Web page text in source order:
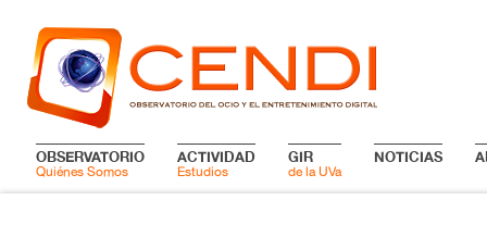
OBSERVATORIO
Quiénes Somos
ACTIVIDAD
Estudios
GIR
de la UVa
NOTICIAS